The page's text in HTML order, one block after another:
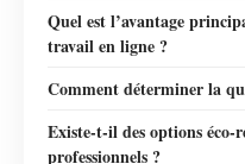
Quel est l’avantage
travail en ligne ?
Comment déterminer la
Existe-t-il des options éco-
professionnels ?